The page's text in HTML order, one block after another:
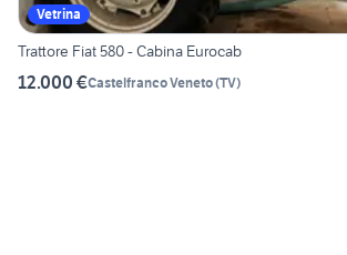
Vetrina
Trattore Fiat 580 - Cabina Eurocab
12.000 €Castelfranco Veneto(TV)